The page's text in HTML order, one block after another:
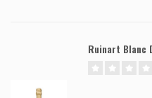
Ruinart Blanc